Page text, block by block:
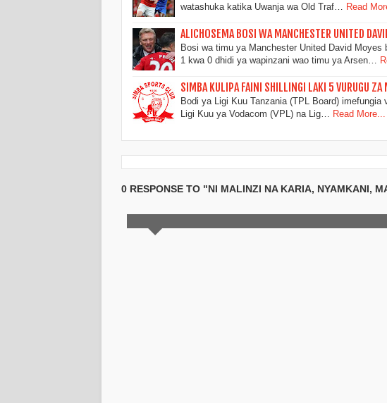
watashuka katika Uwanja wa Old Traf…
Read
ALICHOSEMA BOSI WA MANCHESTER UNITED
Bosi wa timu ya Manchester United David
1 kwa 0 dhidi ya wapinzani wao timu ya Arsen…
SIMBA KULIPA FAINI SHILLINGI LAKI 5 VURUGU ZA
Bodi ya Ligi Kuu Tanzania (TPL Board)
Ligi Kuu ya Vodacom (VPL) na Lig… Read More...
0 RESPONSE TO "NI MALINZI NA KARIA, NYAMKANI,